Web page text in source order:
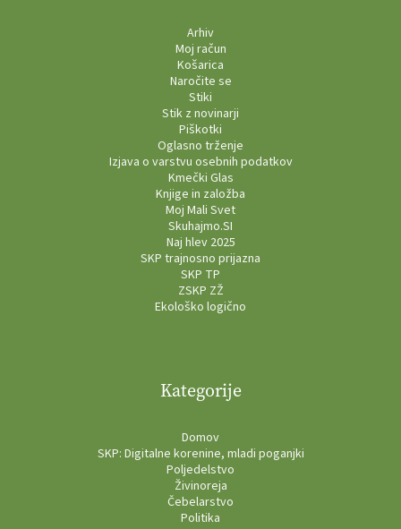
Arhiv
Moj račun
Košarica
Naročite se
Stiki
Stik z novinarji
Piškotki
Oglasno trženje
Izjava o varstvu osebnih podatkov
Kmečki Glas
Knjige in založba
Moj Mali Svet
Skuhajmo.SI
Naj hlev 2025
SKP trajnosno prijazna
SKP TP
ZSKP ZŽ
Ekološko logično
Kategorije
Domov
SKP: Digitalne korenine, mladi poganjki
Poljedelstvo
Živinoreja
Čebelarstvo
Politika